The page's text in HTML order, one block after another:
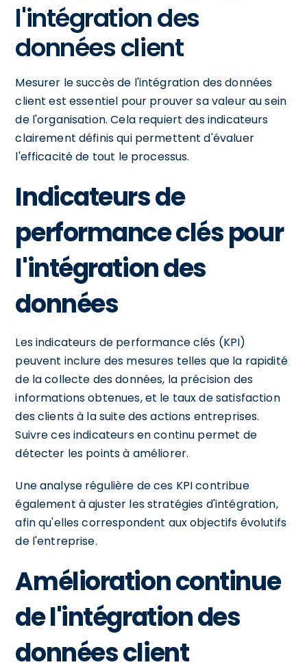
l'intégration des
données client
Mesurer le succès de l'intégration des données
client est essentiel pour prouver sa valeur au sein
de l'organisation. Cela requiert des indicateurs
clairement définis qui permettent d'évaluer
l'efficacité de tout le processus.
Indicateurs de
performance clés pour
l'intégration des
données
Les indicateurs de performance clés (KPI)
peuvent inclure des mesures telles que la rapidité
de la collecte des données, la précision des
informations obtenues, et le taux de satisfaction
des clients à la suite des actions entreprises.
Suivre ces indicateurs en continu permet de
détecter les points à améliorer.
Une analyse régulière de ces KPI contribue
également à ajuster les stratégies d'intégration,
afin qu'elles correspondent aux objectifs évolutifs
de l'entreprise.
Amélioration continue
de l'intégration des
données client